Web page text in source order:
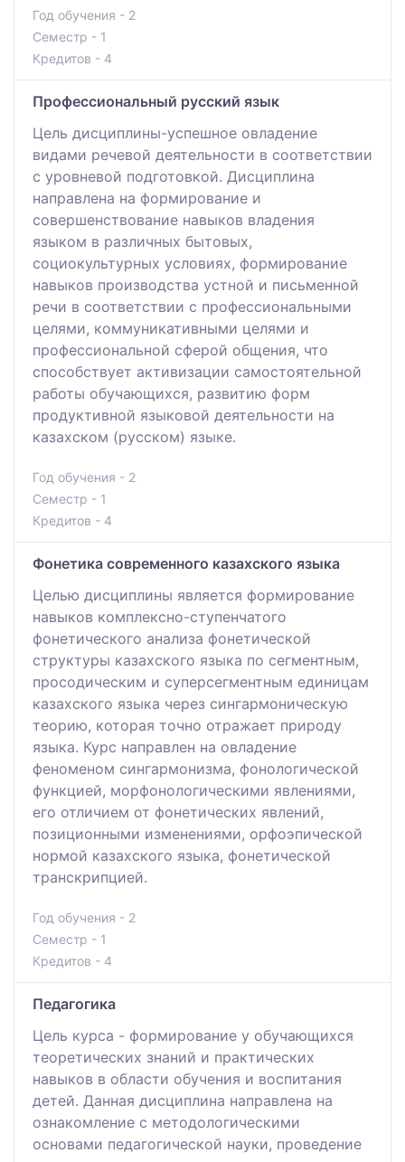
Год обучения - 2
Семестр - 1
Кредитов - 4
Профессиональный русский язык
Цель дисциплины-успешное овладение
видами речевой деятельности в соответствии
с уровневой подготовкой. Дисциплина
направлена на формирование и
совершенствование навыков владения
языком в различных бытовых,
социокультурных условиях, формирование
навыков производства устной и письменной
речи в соответствии с профессиональными
целями, коммуникативными целями и
профессиональной сферой общения, что
способствует активизации самостоятельной
работы обучающихся, развитию форм
продуктивной языковой деятельности на
казахском (русском) языке.
Год обучения - 2
Семестр - 1
Кредитов - 4
Фонетика современного казахского языка
Целью дисциплины является формирование
навыков комплексно-ступенчатого
фонетического анализа фонетической
структуры казахского языка по сегментным,
просодическим и суперсегментным единицам
казахского языка через сингармоническую
теорию, которая точно отражает природу
языка. Курс направлен на овладение
феноменом сингармонизма, фонологической
функцией, морфонологическими явлениями,
его отличием от фонетических явлений,
позиционными изменениями, орфоэпической
нормой казахского языка, фонетической
транскрипцией.
Год обучения - 2
Семестр - 1
Кредитов - 4
Педагогика
Цель курса - формирование у обучающихся
теоретических знаний и практических
навыков в области обучения и воспитания
детей. Данная дисциплина направлена на
ознакомление с методологическими
основами педагогической науки, проведение